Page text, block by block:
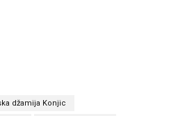
džamija Konjic